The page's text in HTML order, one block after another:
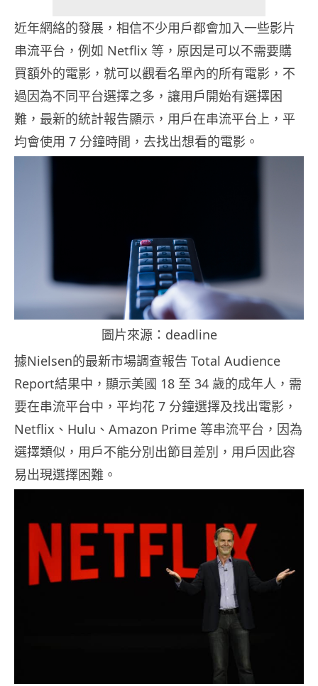
近年網絡的發展，相信不少用戶都會加入一些影片
串流平台，例如 Netflix 等，原因是可以不需要購
買額外的電影，就可以觀看名單內的所有電影，不
過因為不同平台選擇之多，讓用戶開始有選擇困
難，最新的統計報告顯示，用戶在串流平台上，平
均會使用 7 分鐘時間，去找出想看的電影。
圖片來源：deadline
據Nielsen的最新市場調查報告 Total Audience
Report結果中，顯示美國 18 至 34 歲的成年人，需
要在串流平台中，平均花 7 分鐘選擇及找出電影，
Netflix、Hulu、Amazon Prime 等串流平台，因為
選擇類似，用戶不能分別出節目差別，用戶因此容
易出現選擇困難。